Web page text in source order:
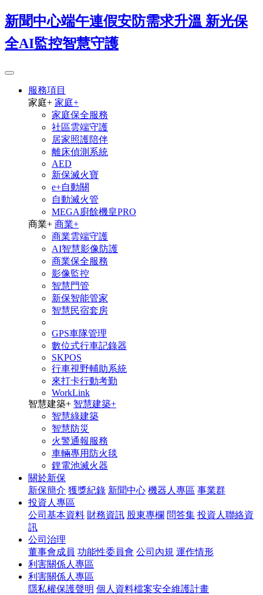
新聞中心端午連假安防需求升溫 新光保
全AI監控智慧守護
服務項目
家庭+ 家庭+
家庭保全服務
社區雲端守護
居家照護陪伴
離床偵測系統
AED
新保滅火寶
e+自動關
自動滅火管
MEGA廚餘機皇PRO
商業+ 商業+
商業雲端守護
AI智慧影像防護
商業保全服務
影像監控
智慧門管
新保智能管家
智慧民宿套房
GPS車隊管理
數位式行車記錄器
SKPOS
行車視野輔助系統
來打卡行動考勤
WorkLink
智慧建築+ 智慧建築+
智慧綠建築
智慧防災
火警通報服務
車輛專用防火毯
鋰電池滅火器
關於新保
新保簡介 獲獎紀錄 新聞中心 機器人專區 事業群
投資人專區
公司基本資料 財務資訊 股東專欄 問答集 投資人聯絡資
訊
公司治理
董事會成員 功能性委員會 公司內規 運作情形
利害關係人專區
利害關係人專區
隱私權保護聲明 個人資料檔案安全維護計畫